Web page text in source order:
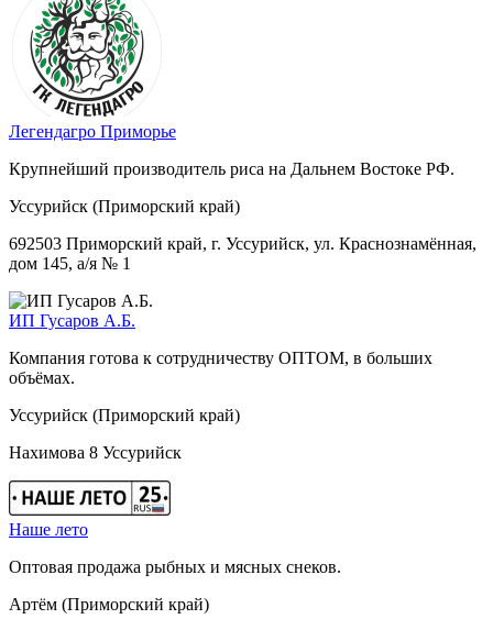
Легендагро Приморье
Крупнейший производитель риса на Дальнем Востоке РФ.
Уссурийск (Приморский край)
692503 Приморский край, г. Уссурийск, ул. Краснознамённая,
дом 145, а/я № 1
ИП Гусаров А.Б.
Компания готова к сотрудничеству ОПТОМ, в больших
объёмах.
Уссурийск (Приморский край)
Нахимова 8 Уссурийск
Наше лето
Оптовая продажа рыбных и мясных снеков.
Артём (Приморский край)